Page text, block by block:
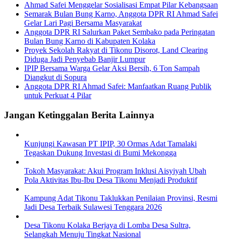
Ahmad Safei Menggelar Sosialisasi Empat Pilar Kebangsaan
Semarak Bulan Bung Karno, Anggota DPR RI Ahmad Safei
Gelar Lari Pagi Bersama Masyarakat
Anggota DPR RI Salurkan Paket Sembako pada Peringatan
Bulan Bung Karno di Kabupaten Kolaka
Proyek Sekolah Rakyat di Tikonu Disorot, Land Clearing
Diduga Jadi Penyebab Banjir Lumpur
IPIP Bersama Warga Gelar Aksi Bersih, 6 Ton Sampah
Diangkut di Sopura
Anggota DPR RI Ahmad Safei: Manfaatkan Ruang Publik
untuk Perkuat 4 Pilar
Jangan Ketinggalan Berita Lainnya
Kunjungi Kawasan PT IPIP, 30 Ormas Adat Tamalaki
Tegaskan Dukung Investasi di Bumi Mekongga
Tokoh Masyarakat: Akui Program Inklusi Aisyiyah Ubah
Pola Aktivitas Ibu-Ibu Desa Tikonu Menjadi Produktif
Kampung Adat Tikonu Taklukkan Penilaian Provinsi, Resmi
Jadi Desa Terbaik Sulawesi Tenggara 2026
Desa Tikonu Kolaka Berjaya di Lomba Desa Sultra,
Selangkah Menuju Tingkat Nasional